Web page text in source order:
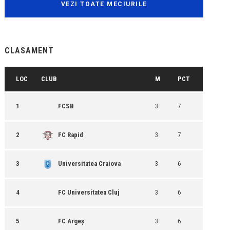
VEZI TOATE MECIURILE
CLASAMENT
LOC CLUB M PCT
1 FCSB 3 7
2 FC Rapid 3 7
3 Universitatea Craiova 3 6
4 FC Universitatea Cluj 3 6
5 FC Argeș 3 6